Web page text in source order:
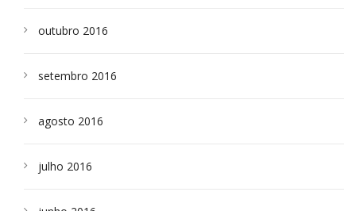
outubro 2016
setembro 2016
agosto 2016
julho 2016